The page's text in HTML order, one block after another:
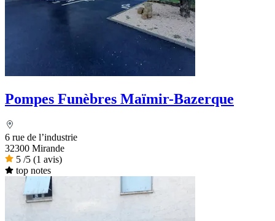
Pompes Funèbres Maïmir-Bazerque
6 rue de l’industrie
32300 Mirande
5 /5 (1 avis)
top notes